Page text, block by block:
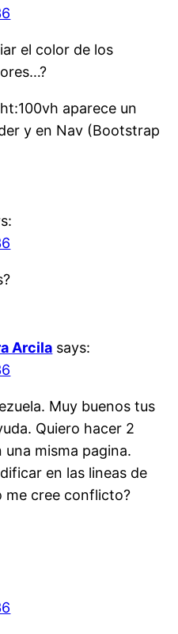
el color de los
aparece un
y en Nav (Bootstrap
Arcila says:
Muy buenos tus
Quiero hacer 2
misma pagina.
en las lineas de
me cree conflicto?